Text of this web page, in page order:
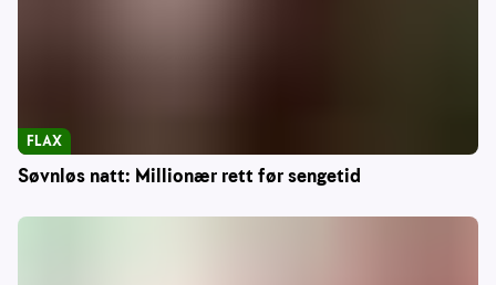
Søvnløs natt: Millionær rett før sengetid
FLAX